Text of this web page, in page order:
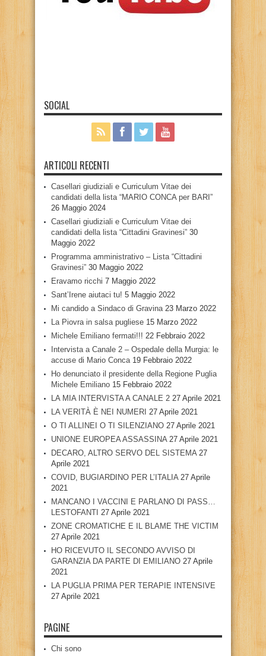
SOCIAL
ARTICOLI RECENTI
Casellari giudiziali e Curriculum Vitae dei
candidati della lista “MARIO CONCA per BARI”
26 Maggio 2024
Casellari giudiziali e Curriculum Vitae dei
candidati della lista “Cittadini Gravinesi” 30
Maggio 2022
Programma amministrativo – Lista “Cittadini
Gravinesi” 30 Maggio 2022
Eravamo ricchi 7 Maggio 2022
Sant’Irene aiutaci tu! 5 Maggio 2022
Mi candido a Sindaco di Gravina 23 Marzo 2022
La Piovra in salsa pugliese 15 Marzo 2022
Michele Emiliano fermati!!! 22 Febbraio 2022
Intervista a Canale 2 – Ospedale della Murgia: le
accuse di Mario Conca 19 Febbraio 2022
Ho denunciato il presidente della Regione Puglia
Michele Emiliano 15 Febbraio 2022
LA MIA INTERVISTA A CANALE 2 27 Aprile 2021
LA VERITÀ È NEI NUMERI 27 Aprile 2021
O TI ALLINEI O TI SILENZIANO 27 Aprile 2021
UNIONE EUROPEA ASSASSINA 27 Aprile 2021
DECARO, ALTRO SERVO DEL SISTEMA 27
Aprile 2021
COVID, BUGIARDINO PER L’ITALIA 27 Aprile
2021
MANCANO I VACCINI E PARLANO DI PASS…
LESTOFANTI 27 Aprile 2021
ZONE CROMATICHE E IL BLAME THE VICTIM
27 Aprile 2021
HO RICEVUTO IL SECONDO AVVISO DI
GARANZIA DA PARTE DI EMILIANO 27 Aprile
2021
LA PUGLIA PRIMA PER TERAPIE INTENSIVE
27 Aprile 2021
PAGINE
Chi sono